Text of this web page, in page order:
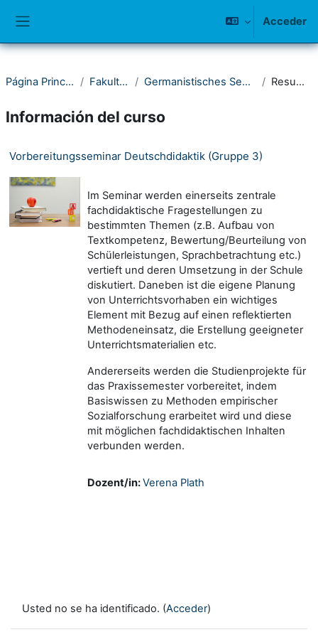
Acceder
Página Principal Fakultät I Germanistisches Seminar Resumen
Información del curso
Vorbereitungsseminar Deutschdidaktik (Gruppe 3)
Im Seminar werden einerseits zentrale
fachdidaktische Fragestellungen zu
bestimmten Themen (z.B. Aufbau von
Textkompetenz, Bewertung/Beurteilung von
Schülerleistungen, Sprachbetrachtung etc.)
vertieft und deren Umsetzung in der Schule
diskutiert. Daneben ist die eigene Planung
von Unterrichtsvorhaben ein wichtiges
Element mit Bezug auf einen reflektierten
Methodeneinsatz, die Erstellung geeigneter
Unterrichtsmaterialien etc.
Andererseits werden die Studienprojekte für
das Praxissemester vorbereitet, indem
Basiswissen zu Methoden empirischer
Sozialforschung erarbeitet wird und diese
mit möglichen fachdidaktischen Inhalten
verbunden werden.
Dozent/in:Verena Plath
Usted no se ha identificado. (Acceder)